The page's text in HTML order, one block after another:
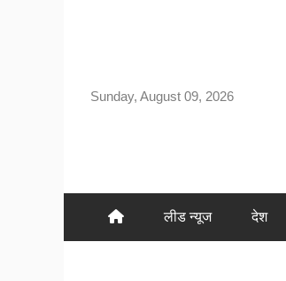
Sunday, August 09, 2026
लीड न्यूज देश